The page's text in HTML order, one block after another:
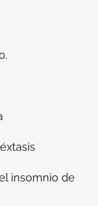
insomnio de